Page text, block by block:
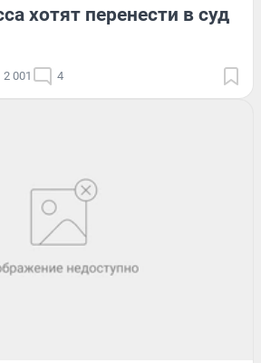
хотят перенести в суд
2 001 4